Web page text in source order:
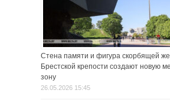
Стена памяти и фигура скорбящей
Брестской крепости создают новую
зону
26.05.2026 15:45